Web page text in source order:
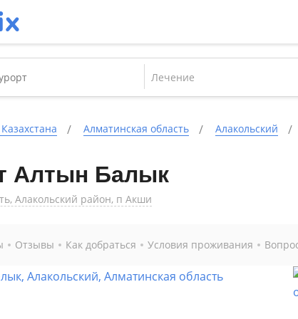
Лечение
Алматинская область Алакольский
Алтын Балык
Алакольский район, п Акши
Отзывы Как добраться Условия проживания